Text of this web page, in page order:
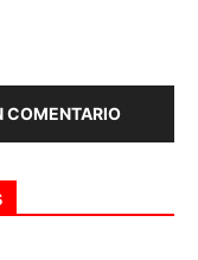
COMENTARIO